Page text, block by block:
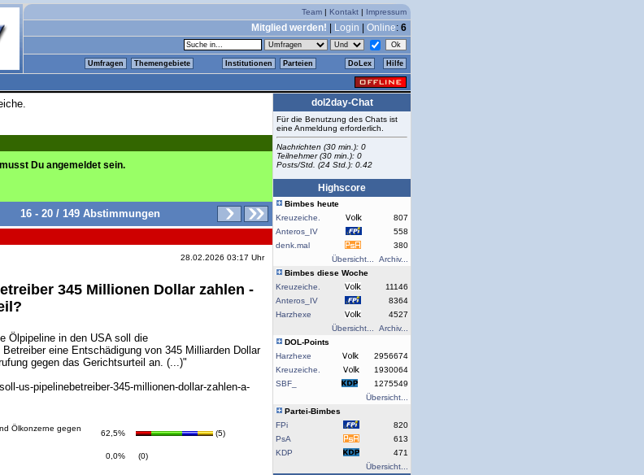
Team | Kontakt | Impressum
Mitglied werden! Login Online: 6
Umfragen Themengebiete Institutionen Parteien DoLex Hilfe
Du angemeldet sein.
16 - 20 / 149 Abstimmungen
28.02.2026 03:17 Uhr
345 Millionen Dollar zahlen -
Ölpipeline in den USA soll die
eine Entschädigung von 345 Milliarden Dollar
gegen das Gerichtsurteil an. (...)"
us-pipelinebetreiber-345-millionen-dollar-zahlen-a-
Ölkonzerne gegen
62,5% (5)
0,0% (0)
dol2day-Chat
Für die Benutzung des Chats ist
eine Anmeldung erforderlich.
Nachrichten (30 min.): 0
Teilnehmer (30 min.): 0
Posts/Std. (24 Std.): 0.42
Highscore
Bimbes heute
Kreuzeiche.
807
Anteros_IV
558
denk.mal
380
Übersicht...
Archiv...
Bimbes diese Woche
Kreuzeiche.
11146
Anteros_IV
8364
Harzhexe
4527
Übersicht...
Archiv...
DOL-Points
Harzhexe
2956674
Kreuzeiche.
1930064
SBF_
1275549
Übersicht...
Partei-Bimbes
FPi
820
PsA
613
KDP
471
Übersicht...